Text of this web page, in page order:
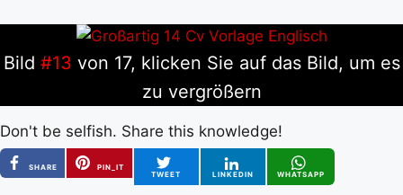
Bild #13 von 17, klicken Sie auf das Bild, um es
zu vergrößern
Don't be selfish. Share this knowledge!
SHARE
PIN_IT
TWEET
LINKEDIN WHATSAPP